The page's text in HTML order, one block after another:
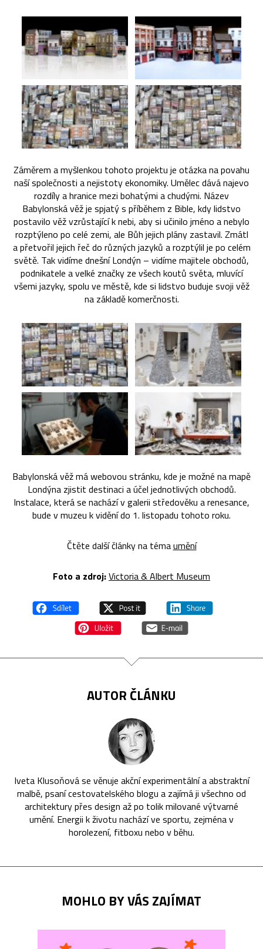
Záměrem a myšlenkou tohoto projektu je otázka na povahu
naší společnosti a nejistoty ekonomiky. Umělec dává najevo
rozdíly a hranice mezi bohatými a chudými. Název
Babylonská věž je spjatý s příběhem z Bible, kdy lidstvo
postavilo věž vzrůstající k nebi, aby si učinilo jméno a nebylo
rozptýleno po celé zemi, ale Bůh jejich plány zastavil. Zmátl
a přetvořil jejich řeč do různých jazyků a rozptýlil je po celém
světě. Tak vidíme dnešní Londýn – vidíme majitele obchodů,
podnikatele a velké značky ze všech koutů světa, mluvící
všemi jazyky, spolu ve městě, kde si lidstvo buduje svoji věž
na základě komerčnosti.
Babylonská věž má webovou stránku, kde je možné na mapě
Londýna zjistit destinaci a účel jednotlivých obchodů.
Instalace, která se nachází v galerii středověku a renesance,
bude v muzeu k vidění do 1. listopadu tohoto roku.
Čtěte další články na témaumění
Foto a zdroj:Victoria & Albert Museum
AUTOR ČLÁNKU
Iveta Klusoňová se věnuje akční experimentální a abstraktní
malbě, psaní cestovatelského blogu a zajímá ji všechno od
architektury přes design až po tolik milované výtvarné
umění. Energii k životu nachází ve sportu, zejména v
horolezení, fitboxu nebo v běhu.
MOHLO BY VÁS ZAJÍMAT